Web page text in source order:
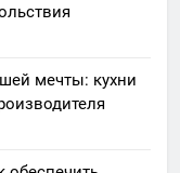
мечты: кухни